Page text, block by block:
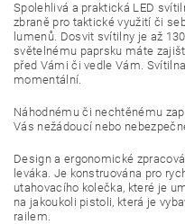
Spolehlivá a praktická LED
zbraně pro taktické využití či
lumenů. Dosvit svítilny je až
světelnému paprsku máte
před Vámi či vedle Vám.
momentální.
Náhodnému či nechtěnému
Vás nežádoucí nebo
Design a ergonomické
leváka. Je konstruována pro
utahovacího kolečka, které je
na jakoukoli pistoli, která je
railem.